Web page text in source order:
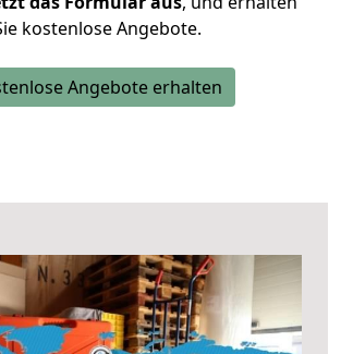
kostenlose Angebote.
Angebote erhalten